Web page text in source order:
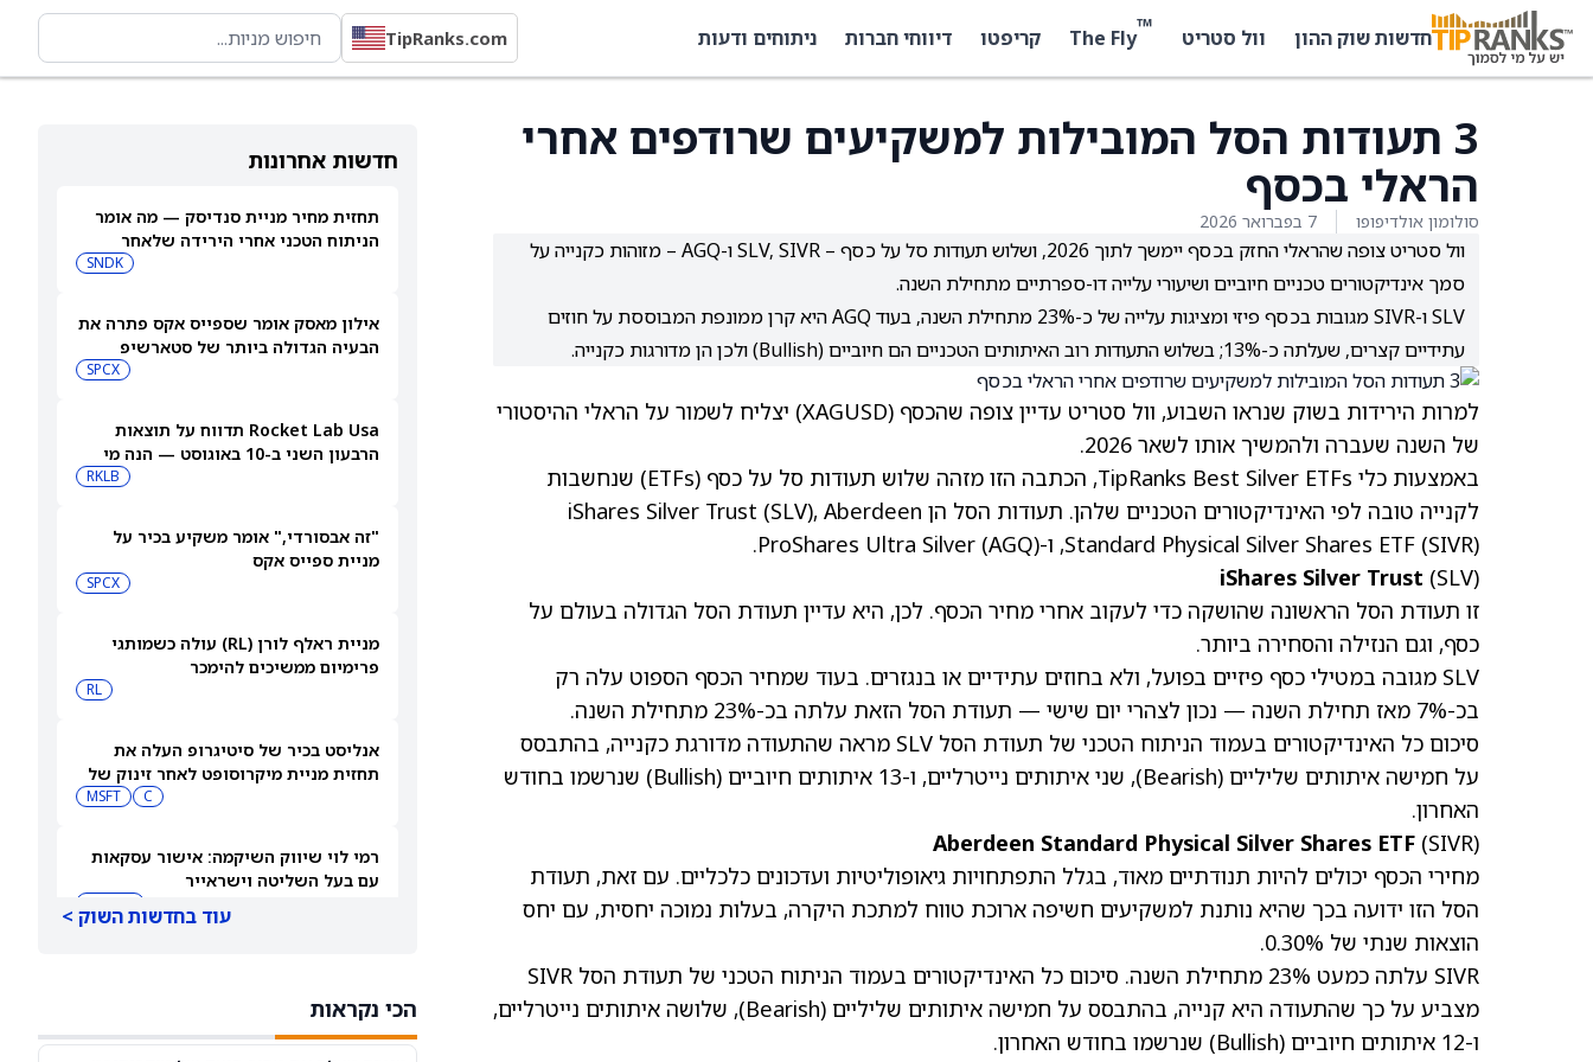
חדשות שוק ההון וול סטריט ™
The Fly קריפטו דיווחי חברות ניתוחים ודעות TipRanks.com
חדשות אחרונות
תחזית מחיר מניית סנדיסק — מה אומר
הניתוח הטכני אחרי הירידה שלאחר
SNDK
אילון מאסק אומר שספייס אקס פתרה את
הבעיה הגדולה ביותר של סטארשיפ
SPCX
Rocket Lab Usa תדווח על תוצאות
הרבעון השני ב-10 באוגוסט — הנה מי
RKLB
"זה אבסורדי," אומר משקיע בכיר על
מניית ספייס אקס
SPCX
מניית ראלף לורן (RL) עולה כשמותגי
פרימיום ממשיכים להימכר
RL
אנליסט בכיר של סיטיגרופ העלה את
תחזית מניית מיקרוסופט לאחר זינוק של
C
MSFT
רמי לוי שיווק השיקמה: אישור עסקאות
עם בעל השליטה וישראייר
עוד בחדשות השוק >
הכי נקראות
3 תעודות הסל המובילות למשקיעים שרודפים אחרי
הראלי בכסף
סולומון אולדיפופו 7 בפברואר 2026
וול סטריט צופה שהראלי החזק בכסף יימשך לתוך 2026, ושלוש תעודות סל על כסף – SLV, SIVR ו-AGQ – מזוהות כקנייה על
סמך אינדיקטורים טכניים חיוביים ושיעורי עלייה דו-ספרתיים מתחילת השנה.
SLV ו-SIVR מגובות בכסף פיזי ומציגות עלייה של כ-23% מתחילת השנה, בעוד AGQ היא קרן ממונפת המבוססת על חוזים
עתידיים קצרים, שעלתה כ-13%; בשלוש התעודות רוב האיתותים הטכניים הם חיוביים (Bullish) ולכן הן מדורגות כקנייה.
למרות הירידות בשוק שנראו השבוע, וול סטריט עדיין צופה שהכסף (XAGUSD)
יצליח לשמור על הראלי ההיסטורי
של השנה שעברה ולהמשיך אותו לשאר 2026.
באמצעות כלי TipRanks Best Silver ETFs, הכתבה הזו מזהה שלוש תעודות סל על כסף (ETFs) שנחשבות
לקנייה טובה לפי האינדיקטורים הטכניים שלהן. תעודות הסל הן iShares Silver Trust (SLV), Aberdeen
Standard Physical Silver Shares ETF (SIVR)
, ו-ProShares Ultra Silver (AGQ).
iShares Silver Trust (SLV)
זו תעודת הסל הראשונה שהושקה כדי לעקוב אחרי מחיר הכסף. לכן, היא עדיין תעודת הסל הגדולה בעולם על
כסף, וגם הנזילה והסחירה ביותר.
SLV מגובה במטילי כסף פיזיים בפועל, ולא בחוזים עתידיים או בנגזרים. בעוד שמחיר הכסף הספוט עלה רק
בכ-7% מאז תחילת השנה — נכון לצהרי יום שישי — תעודת הסל הזאת עלתה בכ-23% מתחילת השנה.
סיכום כל האינדיקטורים בעמוד הניתוח הטכני של תעודת הסל SLV מראה שהתעודה מדורגת כקנייה, בהתבסס
על חמישה איתותים שליליים (Bearish), שני איתותים נייטרליים, ו-13 איתותים חיוביים (Bullish) שנרשמו בחודש
האחרון.
Aberdeen Standard Physical Silver Shares ETF (SIVR)
מחירי הכסף יכולים להיות תנודתיים מאוד, בגלל התפתחויות גיאופוליטיות ועדכונים כלכליים. עם זאת, תעודת
הסל הזו ידועה בכך שהיא נותנת למשקיעים חשיפה ארוכת טווח למתכת היקרה, בעלות נמוכה יחסית, עם יחס
הוצאות שנתי של 0.30%.
SIVR עלתה כמעט 23% מתחילת השנה. סיכום כל האינדיקטורים בעמוד הניתוח הטכני של תעודת הסל SIVR
מצביע על כך שהתעודה היא קנייה, בהתבסס על חמישה איתותים שליליים (Bearish), שלושה איתותים נייטרליים,
ו-12 איתותים חיוביים (Bullish) שנרשמו בחודש האחרון.